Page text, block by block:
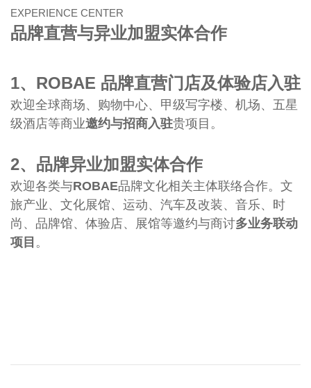
EXPERIENCE CENTER
品牌直营与异业加盟实体合作
1、ROBAE 品牌直营门店及体验店入驻
欢迎全球商场、购物中心、甲级写字楼、机场、五星
级酒店等商业邀约与招商入驻贵项目。
2、品牌异业加盟实体合作
欢迎各类与ROBAE品牌文化相关主体联络合作。文
旅产业、文化展馆、运动、汽车及改装、音乐、时
尚、品牌馆、体验店、展馆等邀约与商讨多业务联动
项目 。